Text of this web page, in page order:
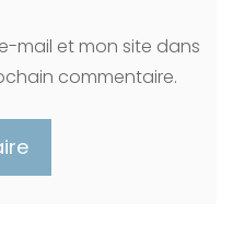
mail et mon site dans
commentaire.